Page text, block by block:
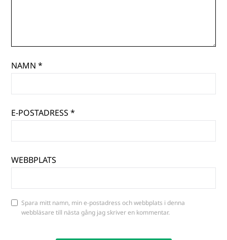
NAMN*
E-POSTADRESS*
WEBBPLATS
Spara mitt namn, min e-postadress och webbplats i denna
webbläsare till nästa gång jag skriver en kommentar.